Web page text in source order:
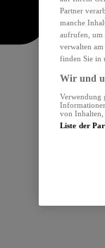
Partner
manche
aufrufen, um
verwalten
finden Sie in
Wir und
Verwendung
von Inhalten,
Liste der